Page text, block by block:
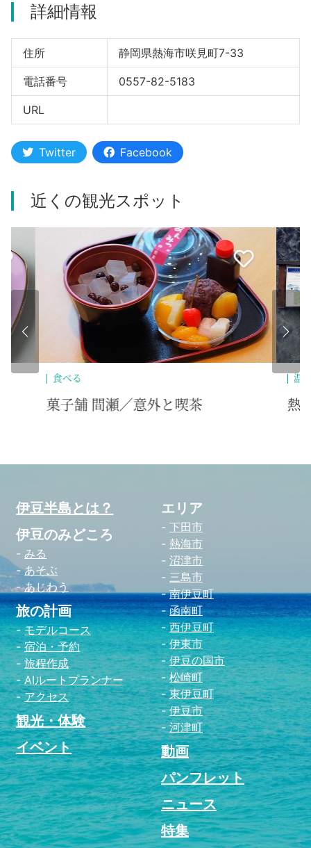
詳細情報
住所 静岡県熱海市咲見町7-33
電話番号 0557-82-5183
URL
Twitter Facebook
近くの観光スポット
温泉
熱海七湯 野中の湯
食
熱
伊豆半島とは？
伊豆のみどころ
みる
あそぶ
あじわう
旅の計画
モデルコース
宿泊・予約
旅程作成
AIルートプランナー
アクセス
観光・体験
イベント
エリア
下田市
熱海市
沼津市
三島市
南伊豆町
函南町
西伊豆町
伊東市
伊豆の国市
松崎町
東伊豆町
伊豆市
河津町
動画
パンフレット
ニュース
特集